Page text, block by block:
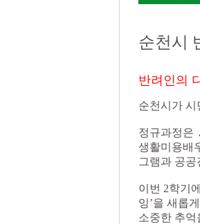
순천시
반려인의
순천시가 시
정규과정은
생활미용배
그램과 공
이번 2학기
잉’을 새롭
소중한 추억